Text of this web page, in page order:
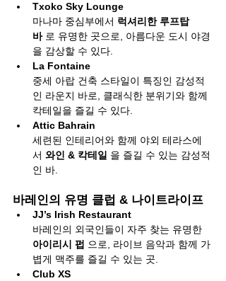
Txoko Sky Lounge
마나마 중심부에서 럭셔리한 루프탑
바 로 유명한 곳으로, 아름다운 도시 야경
을 감상할 수 있다.
La Fontaine
중세 아랍 건축 스타일이 특징인 감성적
인 라운지 바로, 클래식한 분위기와 함께
칵테일을 즐길 수 있다.
Attic Bahrain
세련된 인테리어와 함께 야외 테라스에
서 와인 & 칵테일 을 즐길 수 있는 감성적
인 바.
바레인의 유명 클럽 & 나이트라이프
JJ’s Irish Restaurant
바레인의 외국인들이 자주 찾는 유명한
아이리시 펍 으로, 라이브 음악과 함께 가
볍게 맥주를 즐길 수 있는 곳.
Club XS